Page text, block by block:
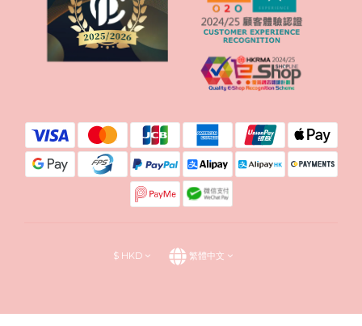
$ HKD 繁體中文